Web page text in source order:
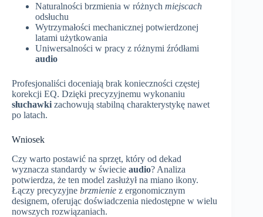
Naturalności brzmienia w różnych miejscach
odsłuchu
Wytrzymałości mechanicznej potwierdzonej
latami użytkowania
Uniwersalności w pracy z różnymi źródłami
audio
Profesjonaliści doceniają brak konieczności częstej
korekcji EQ. Dzięki precyzyjnemu wykonaniu
słuchawki zachowują stabilną charakterystykę nawet
po latach.
Wniosek
Czy warto postawić na sprzęt, który od dekad
wyznacza standardy w świecie audio? Analiza
potwierdza, że ten model zasłużył na miano ikony.
Łączy precyzyjne brzmienie z ergonomicznym
designem, oferując doświadczenia niedostępne w wielu
nowszych rozwiązaniach.